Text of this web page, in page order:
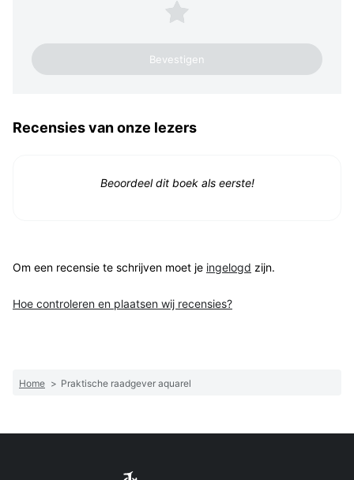
1 ster
Recensies van onze lezers
Beoordeel dit boek als eerste!
Om een recensie te schrijven moet je ingelogd zijn.
Hoe controleren en plaatsen wij recensies?
Home > Praktische raadgever aquarel